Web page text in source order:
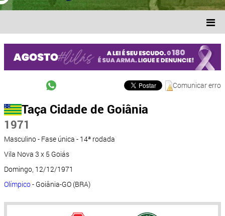
Comunicar erro
Taça Cidade de Goiânia
1971
Masculino - Fase única - 14ª rodada
Vila Nova 3 x 5 Goiás
Domingo, 12/12/1971
Olímpico- Goiânia-GO (BRA)